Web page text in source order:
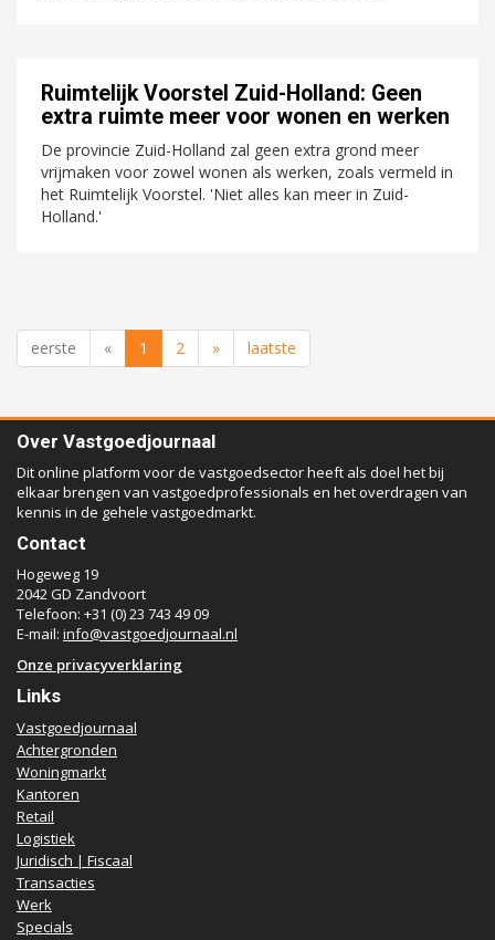
Ruimtelijk Voorstel Zuid-Holland: Geen
extra ruimte meer voor wonen en werken
De provincie Zuid-Holland zal geen extra grond meer
vrijmaken voor zowel wonen als werken, zoals vermeld in
het Ruimtelijk Voorstel. 'Niet alles kan meer in Zuid-
Holland.'
eerste « 1 2 » laatste
Over Vastgoedjournaal
Dit online platform voor de vastgoedsector heeft als doel het bij
elkaar brengen van vastgoedprofessionals en het overdragen van
kennis in de gehele vastgoedmarkt.
Contact
Hogeweg 19
2042 GD Zandvoort
Telefoon: +31 (0) 23 743 49 09
E-mail: info@vastgoedjournaal.nl
Onze privacyverklaring
Links
Vastgoedjournaal
Achtergronden
Woningmarkt
Kantoren
Retail
Logistiek
Juridisch | Fiscaal
Transacties
Werk
Specials